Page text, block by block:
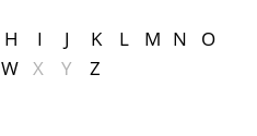
H I J K L M N
O
W X Y Z